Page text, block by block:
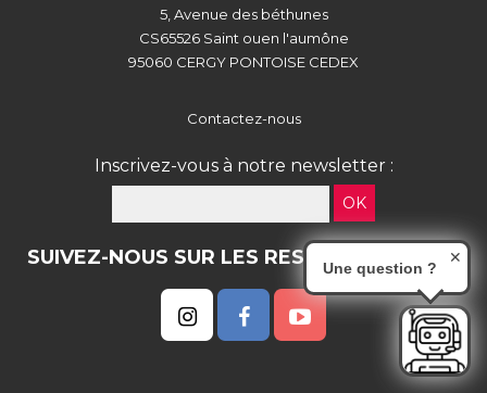
5, Avenue des béthunes
CS65526 Saint ouen l'aumône
95060 CERGY PONTOISE CEDEX
Contactez-nous
Inscrivez-vous à notre newsletter :
OK
SUIVEZ-NOUS SUR LES RESEAUX SOCIAUX
Une question ?
✕